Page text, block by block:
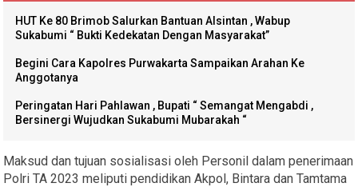
HUT Ke 80 Brimob Salurkan Bantuan Alsintan , Wabup
Sukabumi “ Bukti Kedekatan Dengan Masyarakat”
Begini Cara Kapolres Purwakarta Sampaikan Arahan Ke
Anggotanya
Peringatan Hari Pahlawan , Bupati “ Semangat Mengabdi ,
Bersinergi Wujudkan Sukabumi Mubarakah “
Maksud dan tujuan sosialisasi oleh Personil dalam penerimaan
Polri TA 2023 meliputi pendidikan Akpol, Bintara dan Tamtama